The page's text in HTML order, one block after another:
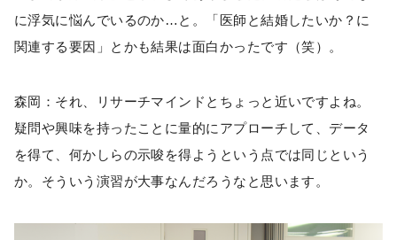
に浮気に悩んでいるのか…と。「医師と結婚したいか？に
関連する要因」とかも結果は面白かったです（笑）。
森岡：それ、リサーチマインドとちょっと近いですよね。
疑問や興味を持ったことに量的にアプローチして、データ
を得て、何かしらの示唆を得ようという点では同じという
か。そういう演習が大事なんだろうなと思います。